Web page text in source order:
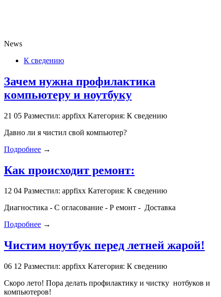
News
К сведению
Зачем нужна профилактика
компьютеру и ноутбуку
21 05 Разместил: appfixx Категория: К сведению
Давно ли я чистил свой компьютер?
Подробнее →
Как происходит ремонт:
12 04 Разместил: appfixx Категория: К сведению
Диагностика - С огласование - Р емонт - Доставка
Подробнее →
Чистим ноутбук перед летней жарой!
06 12 Разместил: appfixx Категория: К сведению
Скоро лето! Пора делать профилактику и чистку нотбуков и
компьютеров!